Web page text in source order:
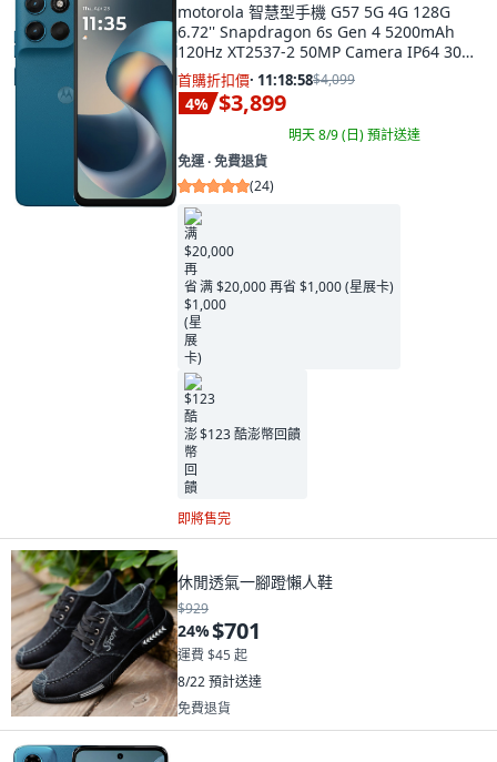
motorola 智慧型手機 G57 5G 4G 128G
6.72'' Snapdragon 6s Gen 4 5200mAh
120Hz XT2537-2 50MP Camera IP64 30W
海藍色
首購折扣價· 11:18:57$4,099
4% $3,899
明天 8/9 (日)預計送達
免運 ∙ 免費退貨
(24)
满 $20,000 再省 $1,000 (星展卡)
$123 酷澎幣回饋
即將售完
休閒透氣一腳蹬懶人鞋
$929
24%$701
運費 $45 起
8/22預計送達
免費退貨